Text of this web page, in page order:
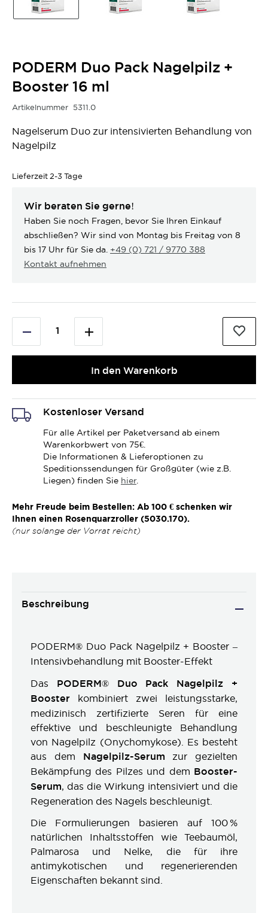
PODERM Duo Pack Nagelpilz +
Booster 16 ml
Artikelnummer 5311.0
Nagelserum Duo zur intensivierten Behandlung von
Nagelpilz
Lieferzeit 2-3 Tage
Wir beraten Sie gerne!
Haben Sie noch Fragen, bevor Sie Ihren Einkauf
abschließen? Wir sind von Montag bis Freitag von 8
bis 17 Uhr für Sie da. +49 (0) 721 / 9770 388
Kontakt aufnehmen
In den Warenkorb
Kostenloser Versand
Für alle Artikel per Paketversand ab einem
Warenkorbwert von 75€.
Die Informationen & Lieferoptionen zu
Speditionssendungen für Großgüter (wie z.B.
Liegen) finden Sie hier.
Mehr Freude beim Bestellen: Ab 100 € schenken wir
Ihnen einen Rosenquarzroller (5030.170).
(nur solange der Vorrat reicht)
Beschreibung
PODERM® Duo Pack Nagelpilz + Booster –
Intensivbehandlung mit Booster-Effekt
Das PODERM® Duo Pack Nagelpilz +
Booster kombiniert zwei leistungsstarke,
medizinisch zertifizierte Seren für eine
effektive und beschleunigte Behandlung
von Nagelpilz (Onychomykose). Es besteht
aus dem Nagelpilz-Serum zur gezielten
Bekämpfung des Pilzes und dem Booster-
Serum, das die Wirkung intensiviert und die
Regeneration des Nagels beschleunigt.
Die Formulierungen basieren auf 100 %
natürlichen Inhaltsstoffen wie Teebaumöl,
Palmarosa und Nelke, die für ihre
antimykotischen und regenerierenden
Eigenschaften bekannt sind.